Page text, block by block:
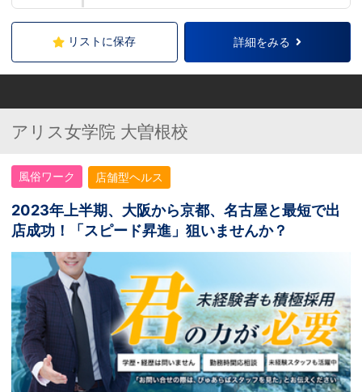
リストに保存 詳細をみる
アリス女学院 大曽根校
風俗ワーク 店舗型ヘルス
2023年上半期、大阪から京都、名古屋と最短で出
店成功！「スピード昇進」狙いませんか？